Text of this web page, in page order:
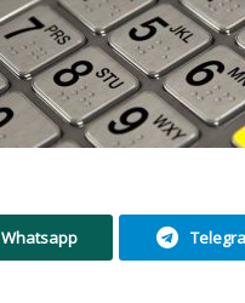
Whatsapp